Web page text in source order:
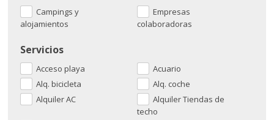
Campings y
alojamientos
Empresas
colaboradoras
Servicios
Acceso playa
Acuario
Alq. bicicleta
Alq. coche
Alquiler AC
Alquiler Tiendas de
techo